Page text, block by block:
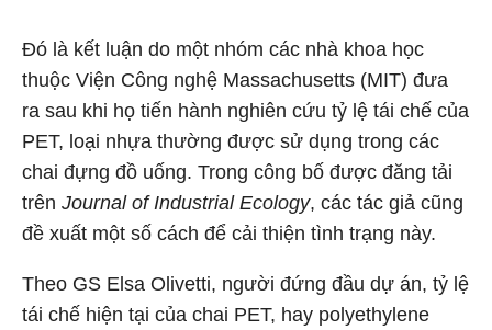
Đó là kết luận do một nhóm các nhà khoa học
thuộc Viện Công nghệ Massachusetts (MIT) đưa
ra sau khi họ tiến hành nghiên cứu tỷ lệ tái chế của
PET, loại nhựa thường được sử dụng trong các
chai đựng đồ uống. Trong công bố được đăng tải
trên Journal of Industrial Ecology, các tác giả cũng
đề xuất một số cách để cải thiện tình trạng này.
Theo GS Elsa Olivetti, người đứng đầu dự án, tỷ lệ
tái chế hiện tại của chai PET, hay polyethylene